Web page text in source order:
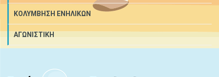
ΚΟΛΥΜΒΗΣΗ ΕΝΗΛΙΚΩΝ
ΑΓΩΝΙΣΤΙΚΗ